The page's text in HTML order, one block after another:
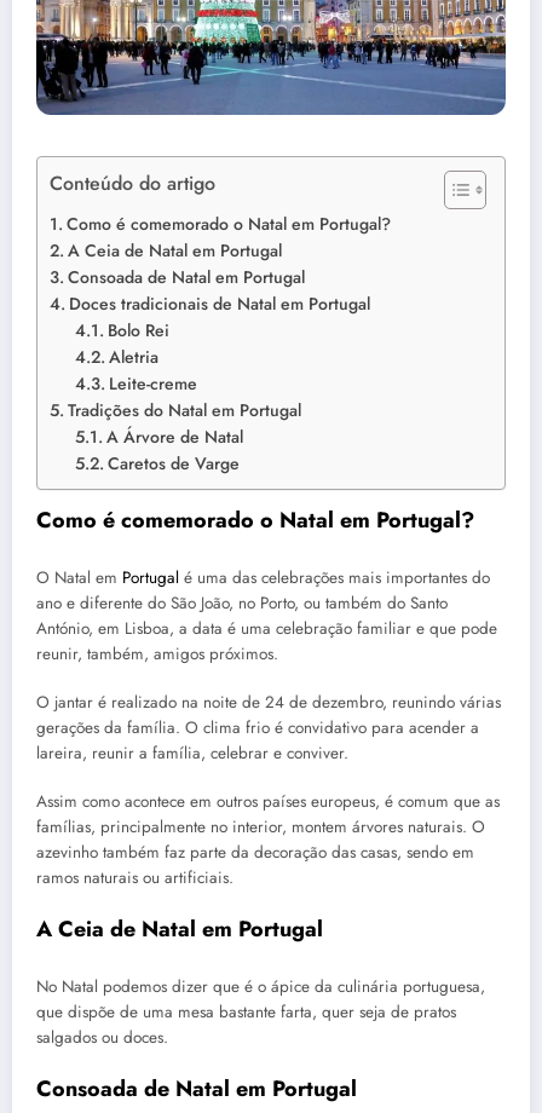
Conteúdo do artigo
Como é comemorado o Natal em Portugal?
A Ceia de Natal em Portugal
Consoada de Natal em Portugal
Doces tradicionais de Natal em Portugal
Bolo Rei
Aletria
Leite-creme
Tradições do Natal em Portugal
A Árvore de Natal
Caretos de Varge
Como é comemorado o Natal em Portugal?
O Natal em Portugal é uma das celebrações mais importantes do
ano e diferente do São João, no Porto, ou também do Santo
António, em Lisboa, a data é uma celebração familiar e que pode
reunir, também, amigos próximos.
O jantar é realizado na noite de 24 de dezembro, reunindo várias
gerações da família. O clima frio é convidativo para acender a
lareira, reunir a família, celebrar e conviver.
Assim como acontece em outros países europeus, é comum que as
famílias, principalmente no interior, montem árvores naturais. O
azevinho também faz parte da decoração das casas, sendo em
ramos naturais ou artificiais.
A Ceia de Natal em Portugal
No Natal podemos dizer que é o ápice da culinária portuguesa,
que dispõe de uma mesa bastante farta, quer seja de pratos
salgados ou doces.
Consoada de Natal em Portugal